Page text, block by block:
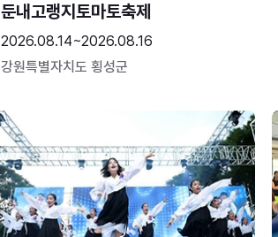
둔내고랭지토마토축제
2026.08.14~2026.08.16
강원특별자치도 횡성군